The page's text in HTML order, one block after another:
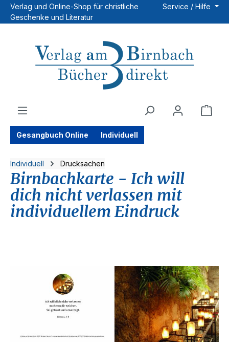
Zum Hauptinhalt springen
Verlag und Online-Shop für christliche
Geschenke und Literatur
Service / Hilfe
Gesangbuch Online Individuell
Individuell Drucksachen
Birnbachkarte - Ich will
dich nicht verlassen mit
individuellem Eindruck